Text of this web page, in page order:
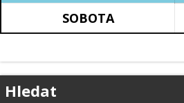
SOBOTA
Hledat